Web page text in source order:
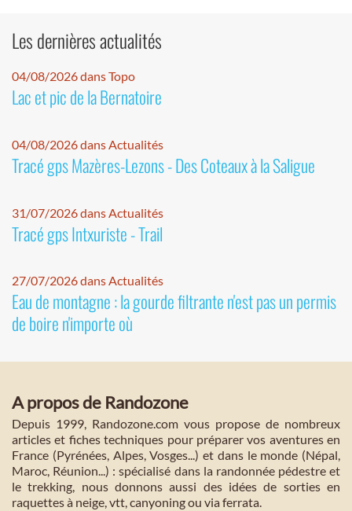
Les dernières actualités
04/08/2026 dans Topo
Lac et pic de la Bernatoire
04/08/2026 dans Actualités
Tracé gps Mazères-Lezons - Des Coteaux à la Saligue
31/07/2026 dans Actualités
Tracé gps Intxuriste - Trail
27/07/2026 dans Actualités
Eau de montagne : la gourde filtrante n'est pas un permis
de boire n'importe où
A propos de Randozone
Depuis 1999, Randozone.com vous propose de nombreux
articles et fiches techniques pour préparer vos aventures en
France (Pyrénées, Alpes, Vosges...) et dans le monde (Népal,
Maroc, Réunion...) : spécialisé dans la randonnée pédestre et
le trekking, nous donnons aussi des idées de sorties en
raquettes à neige, vtt, canyoning ou via ferrata.